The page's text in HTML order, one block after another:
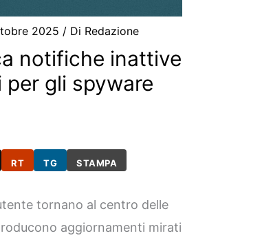
2025 / Di Redazione
notifiche inattive
gli spyware
RT TG STAMPA
tornano al centro delle
aggiornamenti mirati